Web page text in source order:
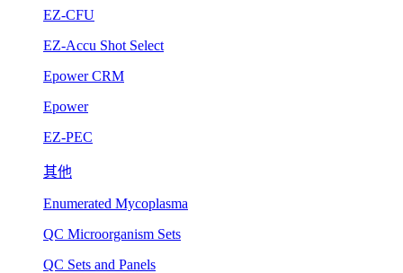
EZ-CFU
EZ-Accu Shot Select
Epower CRM
Epower
EZ-PEC
其他
Enumerated Mycoplasma
QC Microorganism Sets
QC Sets and Panels